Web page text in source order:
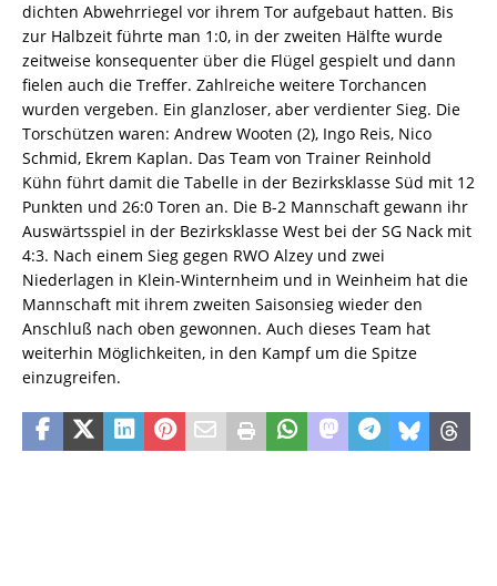
dichten Abwehrriegel vor ihrem Tor aufgebaut hatten. Bis
zur Halbzeit führte man 1:0, in der zweiten Hälfte wurde
zeitweise konsequenter über die Flügel gespielt und dann
fielen auch die Treffer. Zahlreiche weitere Torchancen
wurden vergeben. Ein glanzloser, aber verdienter Sieg. Die
Torschützen waren: Andrew Wooten (2), Ingo Reis, Nico
Schmid, Ekrem Kaplan. Das Team von Trainer Reinhold
Kühn führt damit die Tabelle in der Bezirksklasse Süd mit 12
Punkten und 26:0 Toren an. Die B-2 Mannschaft gewann ihr
Auswärtsspiel in der Bezirksklasse West bei der SG Nack mit
4:3. Nach einem Sieg gegen RWO Alzey und zwei
Niederlagen in Klein-Winternheim und in Weinheim hat die
Mannschaft mit ihrem zweiten Saisonsieg wieder den
Anschluß nach oben gewonnen. Auch dieses Team hat
weiterhin Möglichkeiten, in den Kampf um die Spitze
einzugreifen.